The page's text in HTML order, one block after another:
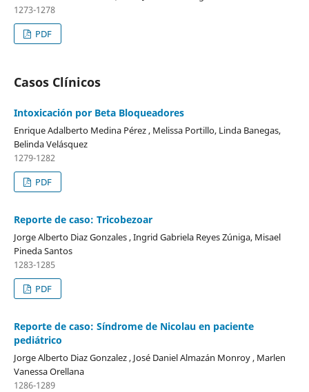
1273-1278
PDF
Casos Clínicos
Intoxicación por Beta Bloqueadores
Enrique Adalberto Medina Pérez , Melissa Portillo, Linda Banegas,
Belinda Velásquez
1279-1282
PDF
Reporte de caso: Tricobezoar
Jorge Alberto Diaz Gonzales , Ingrid Gabriela Reyes Zúniga, Misael
Pineda Santos
1283-1285
PDF
Reporte de caso: Síndrome de Nicolau en paciente
pediátrico
Jorge Alberto Diaz Gonzalez , José Daniel Almazán Monroy , Marlen
Vanessa Orellana
1286-1289